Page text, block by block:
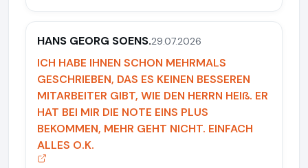
HANS GEORG SOENS.29.07.2026
ICH HABE IHNEN SCHON MEHRMALS
GESCHRIEBEN, DAS ES KEINEN BESSEREN
MITARBEITER GIBT, WIE DEN HERRN HEIß. ER
HAT BEI MIR DIE NOTE EINS PLUS
BEKOMMEN, MEHR GEHT NICHT. EINFACH
ALLES O.K.